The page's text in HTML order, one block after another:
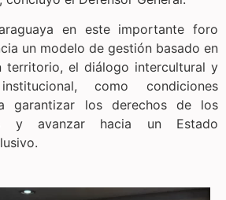
en este importante foro
un modelo de gestión basado en
territorio, el diálogo intercultural y
como condiciones
garantizar los derechos de los
y avanzar hacia un Estado